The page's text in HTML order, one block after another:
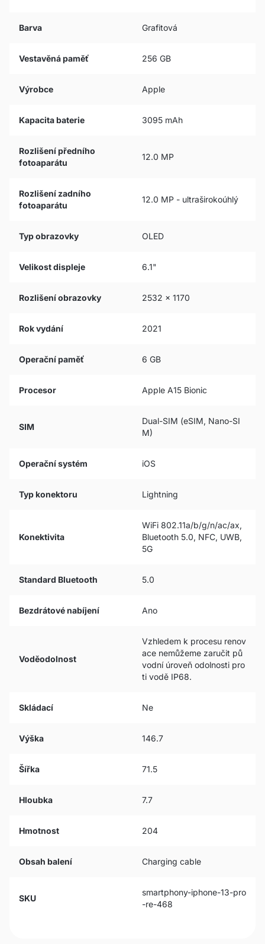
Barva Grafitová
Vestavěná paměť 256 GB
Výrobce Apple
Kapacita baterie 3095 mAh
Rozlišení předního
fotoaparátu
12.0 MP
Rozlišení zadního
fotoaparátu
12.0 MP - ultraširokoúhlý
Typ obrazovky OLED
Velikost displeje 6.1"
Rozlišení obrazovky 2532 x 1170
Rok vydání 2021
Operační paměť 6 GB
Procesor Apple A15 Bionic
SIM
Dual-SIM (eSIM, Nano-SI
M)
Operační systém iOS
Typ konektoru Lightning
Konektivita
WiFi 802.11a/b/g/n/ac/ax,
Bluetooth 5.0, NFC, UWB,
5G
Standard Bluetooth 5.0
Bezdrátové nabíjení Ano
Voděodolnost
Vzhledem k procesu renov
ace nemůžeme zaručit pů
vodní úroveň odolnosti pro
ti vodě IP68.
Skládací Ne
Výška 146.7
Šířka 71.5
Hloubka 7.7
Hmotnost 204
Obsah balení Charging cable
SKU
smartphony-iphone-13-pro
-re-468